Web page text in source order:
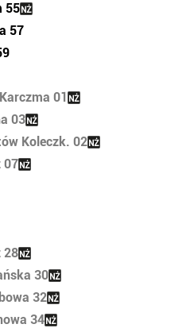
55
57
01
03
Koleczk. 02
07
28
30
32
34